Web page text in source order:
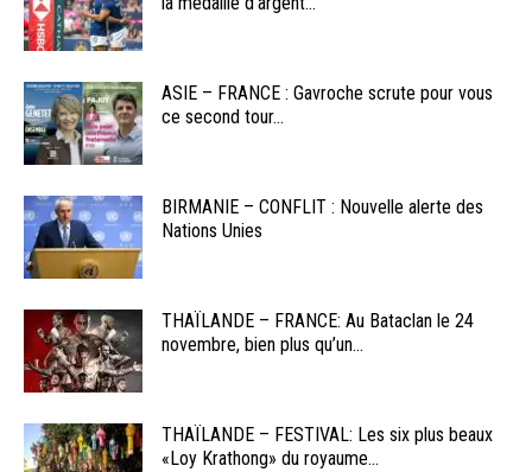
ASIE – FRANCE : Gavroche scrute pour vous
ce second tour...
BIRMANIE – CONFLIT : Nouvelle alerte des
Nations Unies
THAÏLANDE – FRANCE: Au Bataclan le 24
novembre, bien plus qu’un...
THAÏLANDE – FESTIVAL: Les six plus beaux
«Loy Krathong» du royaume...